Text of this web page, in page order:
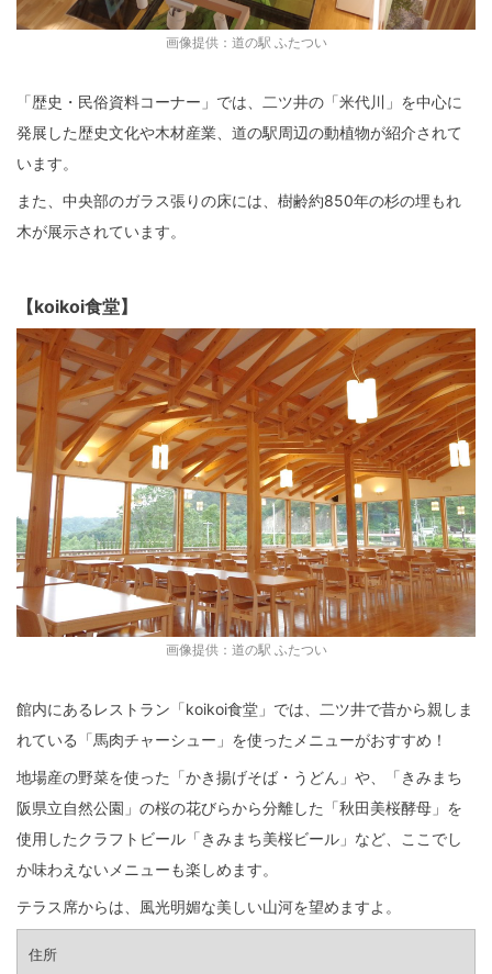
画像提供：道の駅 ふたつい
「歴史・民俗資料コーナー」では、二ツ井の「米代川」を中心に
発展した歴史文化や木材産業、道の駅周辺の動植物が紹介されて
います。
また、中央部のガラス張りの床には、樹齢約850年の杉の埋もれ
木が展示されています。
【koikoi食堂】
画像提供：道の駅 ふたつい
館内にあるレストラン「koikoi食堂」では、二ツ井で昔から親しま
れている「馬肉チャーシュー」を使ったメニューがおすすめ！
地場産の野菜を使った「かき揚げそば・うどん」や、「きみまち
阪県立自然公園」の桜の花びらから分離した「秋田美桜酵母」を
使用したクラフトビール「きみまち美桜ビール」など、ここでし
か味わえないメニューも楽しめます。
テラス席からは、風光明媚な美しい山河を望めますよ。
住所